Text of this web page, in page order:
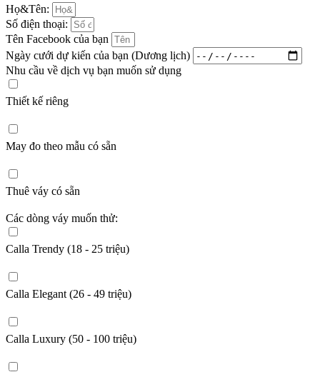
Họ&Tên:
Số điện thoại:
Tên Facebook của bạn
Ngày cưới dự kiến của bạn (Dương lịch)
Nhu cầu về dịch vụ bạn muốn sử dụng
Thiết kế riêng
May đo theo mẫu có sẵn
Thuê váy có sẵn
Các dòng váy muốn thử:
Calla Trendy (18 - 25 triệu)
Calla Elegant (26 - 49 triệu)
Calla Luxury (50 - 100 triệu)